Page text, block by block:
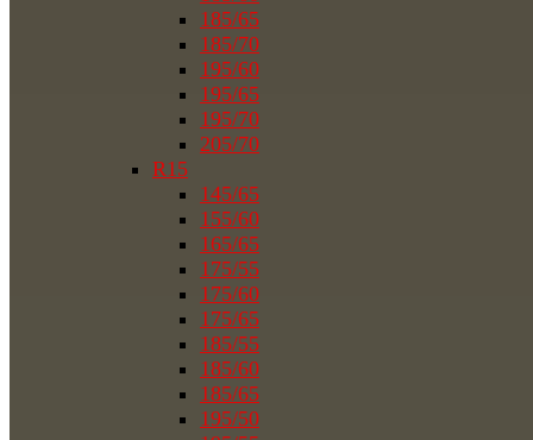
185/65
185/70
195/60
195/65
195/70
205/70
R15
145/65
155/60
165/65
175/55
175/60
175/65
185/55
185/60
185/65
195/50